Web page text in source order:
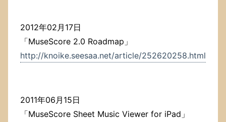
2012年02月17日
「MuseScore 2.0 Roadmap」
http://knoike.seesaa.net/article/252620258.html
2011年06月15日
「MuseScore Sheet Music Viewer for iPad」